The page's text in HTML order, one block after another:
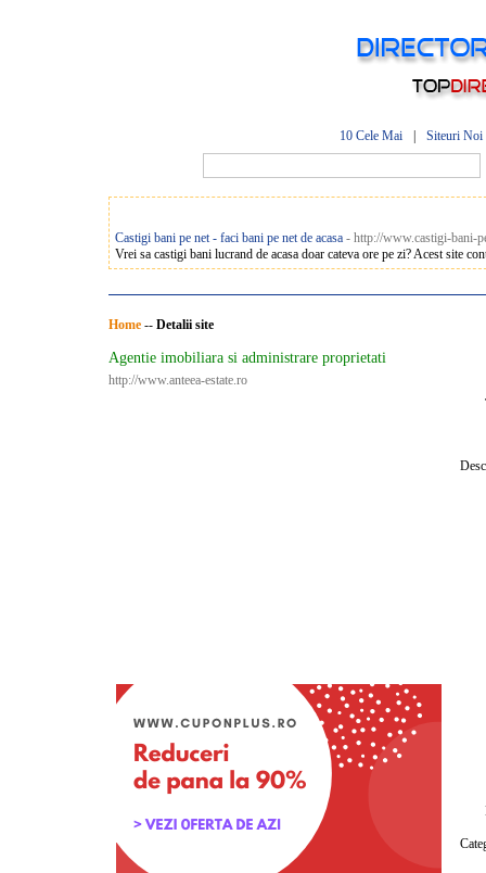
10 Cele Mai Siteuri Noi
Castigi bani pe net - faci bani pe net de acasa - http://www.castigi-bani-
Vrei sa castigi bani lucrand de acasa doar cateva ore pe zi? Acest site
Home -- Detalii site
Agentie imobiliara si administrare proprietati
http://www.anteea-estate.ro